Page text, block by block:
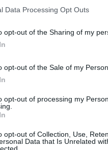
Data Processing Opt Outs
opt-out of the Sharing of my
opt-out of the Sale of my
opt-out of processing my
opt-out of Collection, Use,
Data that Is Unrelated
nix die meisten würden sie
gibt es wichtigere Dinge als
Jahren auf eine Level
Spielern müssen neue
auf eine Level Erhöhung etc., in